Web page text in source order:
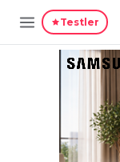
Testler